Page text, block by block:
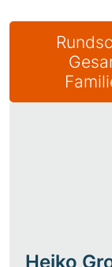
Heiko